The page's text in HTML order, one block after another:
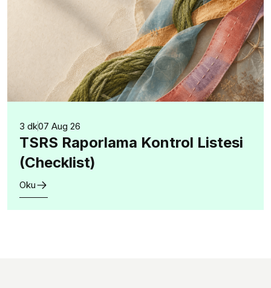
3 dk07 Aug 26
TSRS Raporlama Kontrol Listesi
(Checklist)
Oku